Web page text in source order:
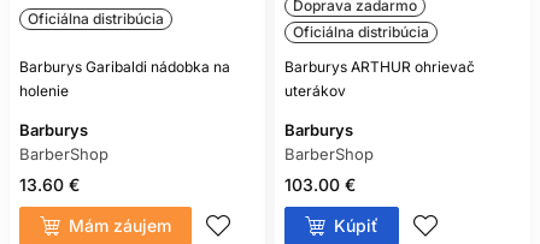
Oficiálna distribúcia
Barburys Garibaldi nádobka na
holenie
Barburys
BarberShop
13.60 €
Mám záujem
Doprava zadarmo
Oficiálna distribúcia
Barburys ARTHUR ohrievač
uterákov
Barburys
BarberShop
103.00 €
Kúpiť